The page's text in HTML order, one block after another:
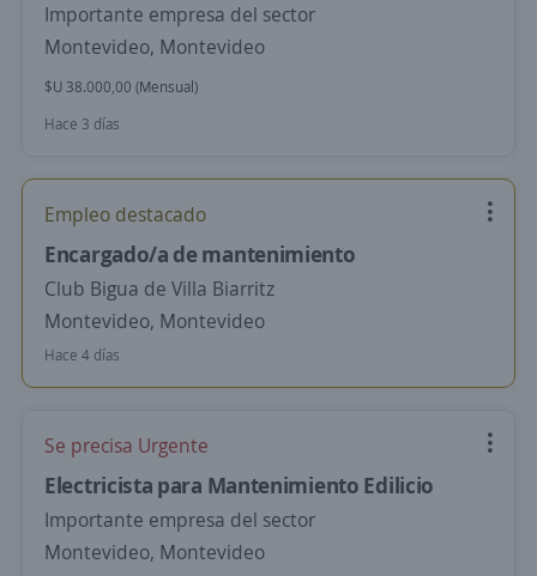
Importante empresa del sector
Montevideo, Montevideo
$U 38.000,00 (Mensual)
Hace 3 días
Empleo destacado
Encargado/a de mantenimiento
Club Bigua de Villa Biarritz
Montevideo, Montevideo
Hace 4 días
Se precisa Urgente
Electricista para Mantenimiento Edilicio
Importante empresa del sector
Montevideo, Montevideo